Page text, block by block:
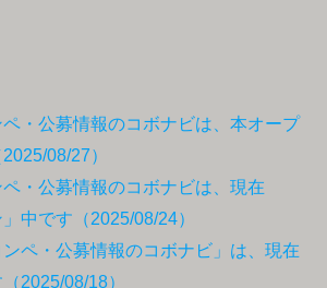
・公募情報のコボナビは、本オープ
08/27）
・公募情報のコボナビは、現在
中です（2025/08/24）
ンペ・公募情報のコボナビ」は、現在
2025/08/18）